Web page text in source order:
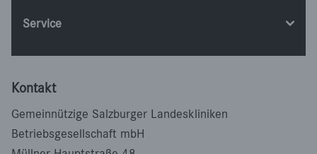
Service
Kontakt
Gemeinnützige Salzburger Landeskliniken
Betriebsgesellschaft mbH